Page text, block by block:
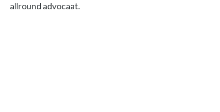
allround advocaat.